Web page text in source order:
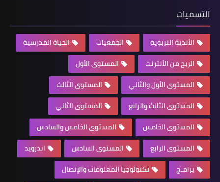
التسميات
الأندية التربوية الجمعيات
الحياة المدرسية
الربح من الأنترنت
المستوى الأول
المستوى الأول والثاني
المستوى الثالث
المستوى الثالث والرابع
المستوى الثاني
المستوى الخامس
المستوى الخامس والسادس
المستوى الرابع
المستوى السادس
اندرويد
برامـج
تكنولوجيا المعلومات والإتصال